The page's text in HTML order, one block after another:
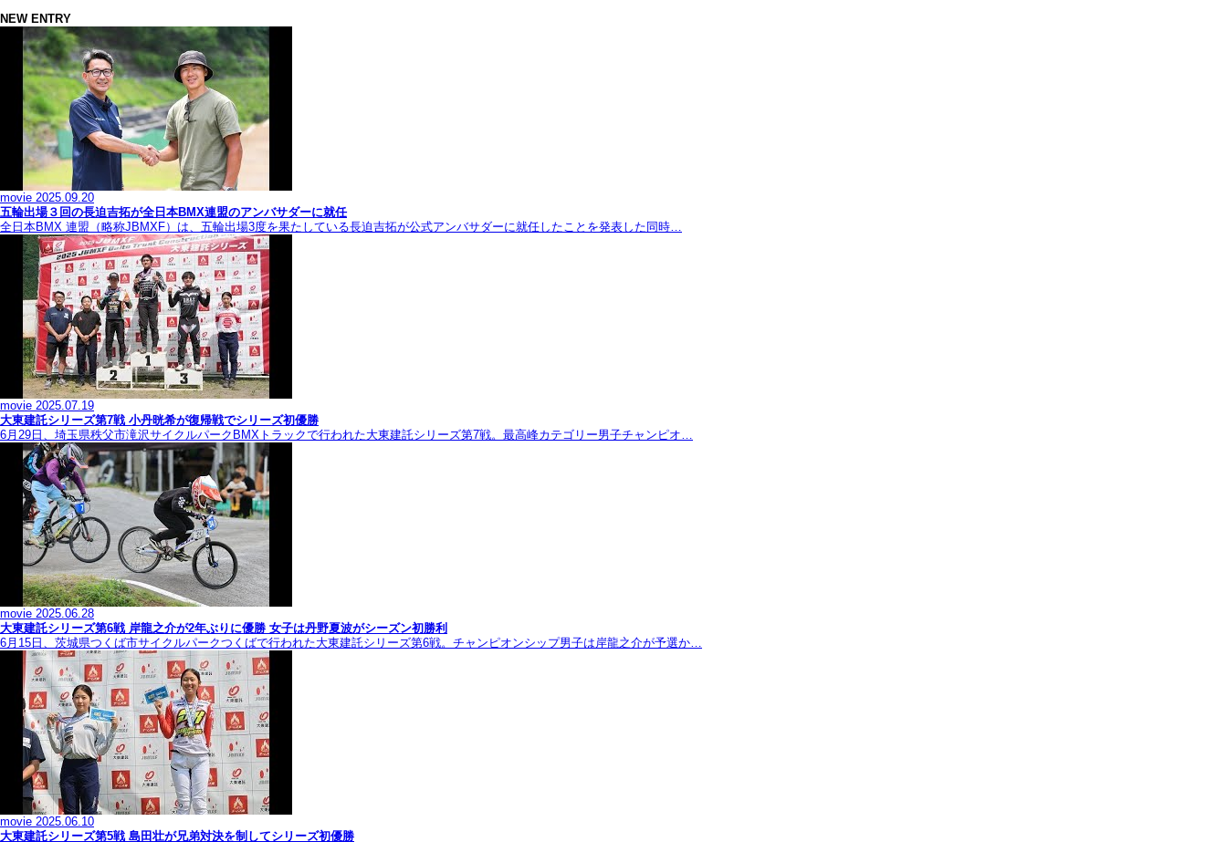
NEW ENTRY
movie 2025.09.20
五輪出場３回の長迫吉拓が全日本BMX連盟のアンバサダーに就任
全日本BMX 連盟（略称JBMXF）は、五輪出場3度を果たしている長迫吉拓が公式アンバサダーに就任したことを発表した同時…
movie 2025.07.19
大東建託シリーズ第7戦 ⼩丹晄希が復帰戦でシリーズ初優勝
6月29日、埼玉県秩父市滝沢サイクルパークBMXトラックで行われた大東建託シリーズ第7戦。最高峰カテゴリー男子チャンピオ…
movie 2025.06.28
大東建託シリーズ第6戦 岸龍之介が2年ぶりに優勝 女子は丹野夏波がシーズン初勝利
6月15日、茨城県つくば市サイクルパークつくばで行われた大東建託シリーズ第6戦。チャンピオンシップ男子は岸龍之介が予選か…
movie 2025.06.10
大東建託シリーズ第5戦 島田壮が兄弟対決を制してシリーズ初優勝